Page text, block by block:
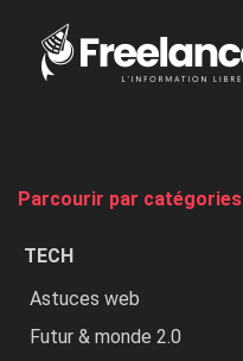
Parcourir par catégories
TECH
Astuces web
Futur & monde 2.0